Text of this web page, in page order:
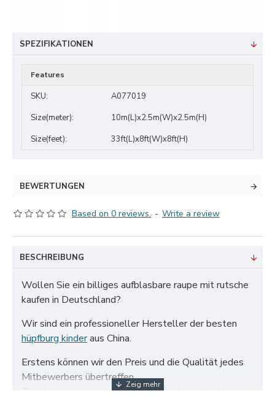
SPEZIFIKATIONEN
Features
SKU:
A077019
Size(meter):
10m(L)x2.5m(W)x2.5m(H)
Size(feet):
33ft(L)x8ft(W)x8ft(H)
BEWERTUNGEN
Based on 0 reviews. - Write a review
BESCHREIBUNG
Wollen Sie ein billiges aufblasbare raupe mit rutsche
kaufen in Deutschland?
Wir sind ein professioneller Hersteller der besten
hüpfburg kinderaus China.
Erstens können wir den Preis und die Qualität jedes
Mitbewerbers übertreffen.
Zweitens verwenden wir nur das hochwertigste